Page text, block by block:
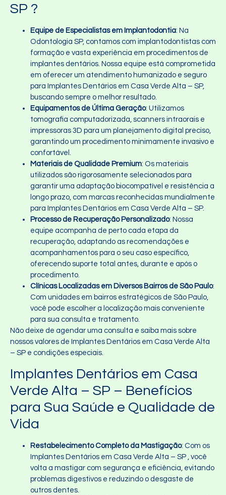
SP ?
Equipe de Especialistas em Implantodontia: Na
Odontologia SP, contamos com implantodontistas com
formação e vasta experiência em procedimentos de
implantes dentários. Nossa equipe está comprometida
em oferecer um atendimento humanizado e seguro
para Implantes Dentários em Casa Verde Alta – SP,
buscando sempre o melhor resultado.
Equipamentos de Última Geração: Utilizamos
tomografia computadorizada, scanners intraorais e
impressoras 3D para um planejamento digital preciso,
garantindo um procedimento minimamente invasivo e
confortável.
Materiais de Qualidade Premium: Os materiais
utilizados são rigorosamente selecionados para
garantir uma adaptação biocompatível e resistência a
longo prazo, com marcas reconhecidas mundialmente
para Implantes Dentários em Casa Verde Alta – SP.
Processo de Recuperação Personalizado: Nossa
equipe acompanha de perto cada etapa da
recuperação, adaptando as recomendações e
acompanhamentos para o seu caso específico,
oferecendo suporte total antes, durante e após o
procedimento.
Clínicas Localizadas em Diversos Bairros de São Paulo:
Com unidades em bairros estratégicos de São Paulo,
você pode escolher a localização mais conveniente
para sua consulta e tratamento.
Não deixe de agendar uma consulta e saiba mais sobre
nossos valores de Implantes Dentários em Casa Verde Alta
– SP e condições especiais.
Implantes Dentários em Casa
Verde Alta – SP – Benefícios
para Sua Saúde e Qualidade de
Vida
Restabelecimento Completo da Mastigação: Com os
Implantes Dentários em Casa Verde Alta – SP , você
volta a mastigar com segurança e eficiência, evitando
problemas digestivos e reduzindo o desgaste de
outros dentes.